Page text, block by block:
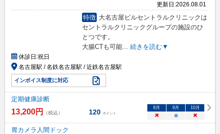
更新日:2026.08.01
特徴 大名古屋ビルセントラルクリニックは
セントラルクリニックグループの施設のひ
とつです。
大腸CTも可能... 続きを読む▼
休診日:祝日
名古屋駅 / 名鉄名古屋駅 / 近鉄名古屋駅
インボイス制度に対応
定期健康診断
13,200円 （税込） 120 ポイント
8 月 9 月 10月
× ○ ×
胃カメラ人間ドック